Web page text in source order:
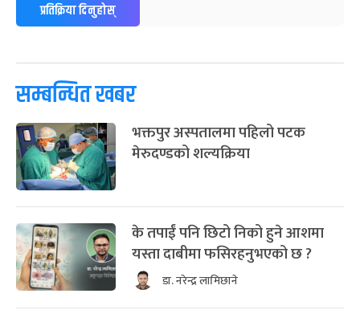
प्रतिक्रिया दिनुहोस्
सम्बन्धित खबर
भक्तपुर अस्पतालमा पहिलो पटक
मेरुदण्डको शल्यक्रिया
के तपाईं पनि छिटो निको हुने आशमा
यस्ता दाबीमा फसिरहनुभएको छ ?
डा. नरेन्द्र लामिछाने